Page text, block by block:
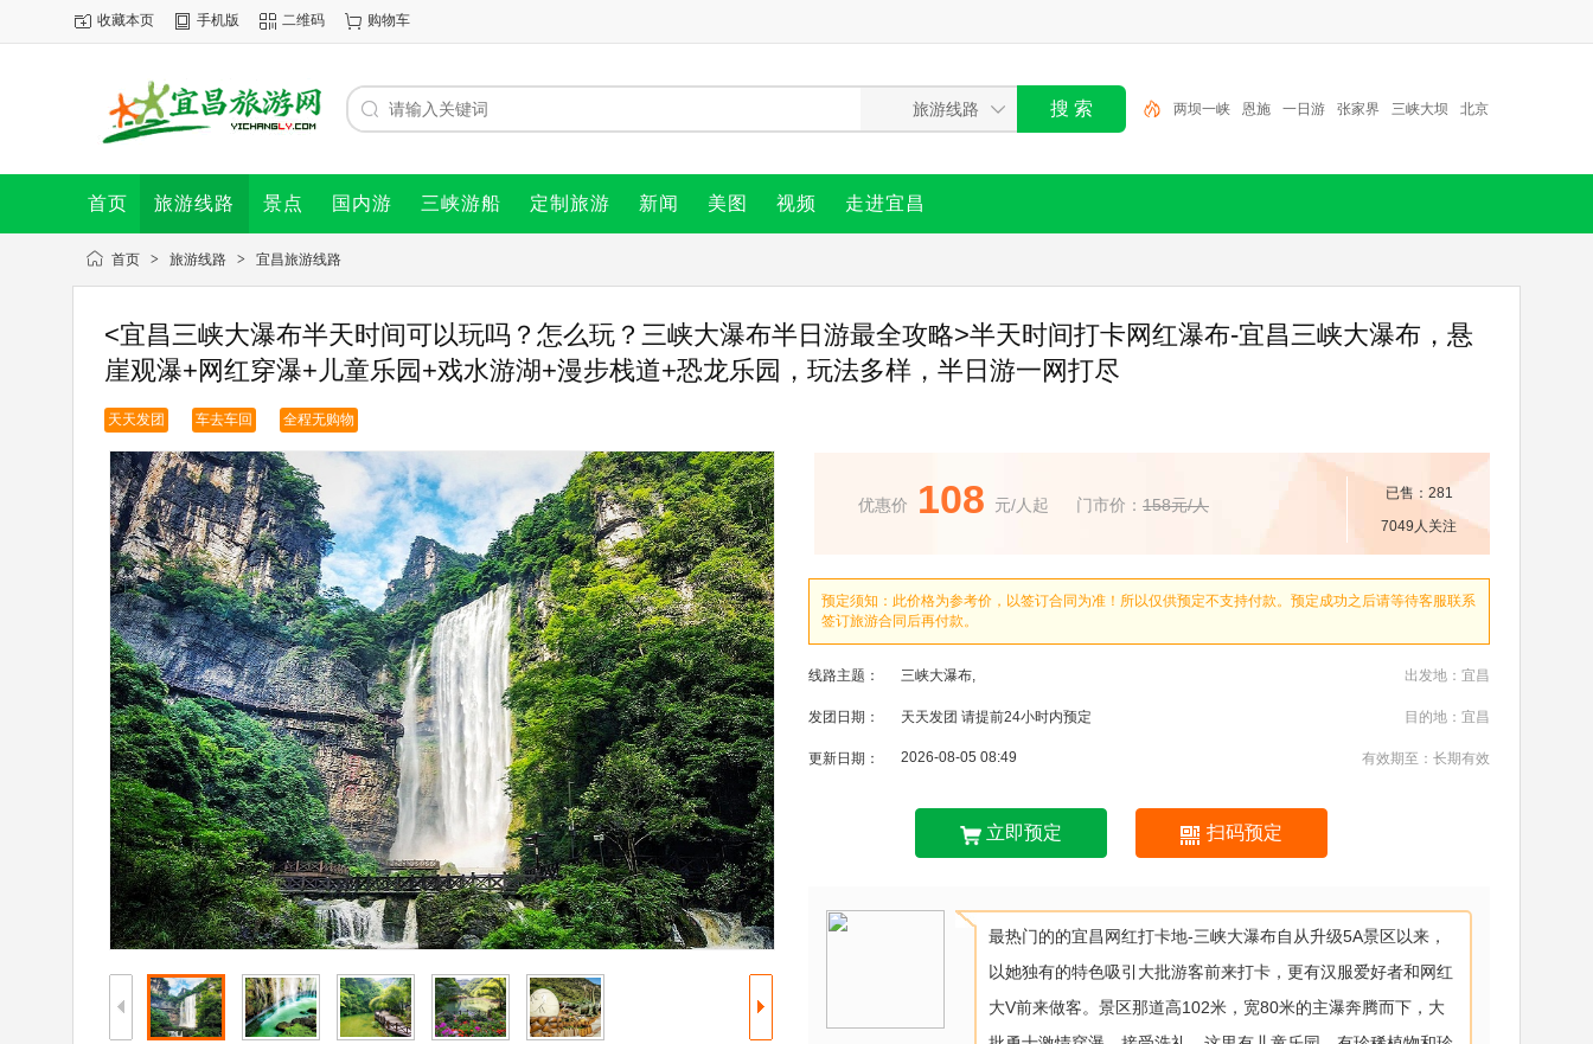
收藏本页 手机版 二维码 购物车
两坝一峡 恩施 一日游 张家界 三峡大坝 北京
首页 旅游线路 景点 国内游 三峡游船 定制旅游 新闻 美图 视频 走进宜昌
首页 > 旅游线路 > 宜昌旅游线路
<宜昌三峡大瀑布半天时间可以玩吗？怎么玩？三峡大瀑布半日游最全攻略>半天时间打卡网红瀑布-宜昌三峡大瀑布，悬
崖观瀑+网红穿瀑+儿童乐园+戏水游湖+漫步栈道+恐龙乐园，玩法多样，半日游一网打尽
天天发团 车去车回 全程无购物
优惠价 108 元/人起 门市价： 158元/人
已售：281
7049人关注
预定须知：此价格为参考价，以签订合同为准！所以仅供预定不支持付款。预定成功之后请等待客服联系
签订旅游合同后再付款。
线路主题： 三峡大瀑布, 出发地：宜昌
发团日期： 天天发团 请提前24小时内预定 目的地：宜昌
更新日期： 2026-08-05 08:49 有效期至：长期有效
立即预定 扫码预定
最热门的的宜昌网红打卡地-三峡大瀑布自从升级5A景区以来，
以她独有的特色吸引大批游客前来打卡，更有汉服爱好者和网红
大V前来做客。景区那道高102米，宽80米的主瀑奔腾而下，大